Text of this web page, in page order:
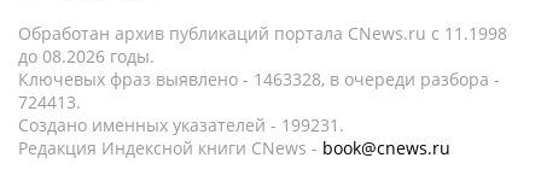
Обработан архив публикаций портала CNews.ru c 11.1998
до 08.2026 годы.
Ключевых фраз выявлено - 1463328, в очереди разбора -
724413.
Создано именных указателей - 199231.
Редакция Индексной книги CNews - book@cnews.ru